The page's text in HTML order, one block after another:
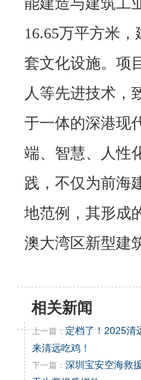
能建造与建筑工
16.65万平方米
套文化设施。项
人等先进技术，
于一体的深港现
端、智慧、人性
践，不仅为前海
地范例，其形成
澳大湾区新型建
相关新闻
上一篇：定档了！2025清
来清远吃鸡！
下一篇： 深圳宝安空海救